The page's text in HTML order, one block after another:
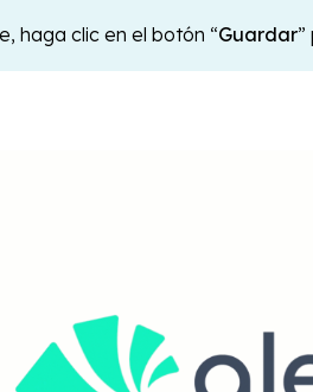
haga clic en el botón “Guardar”